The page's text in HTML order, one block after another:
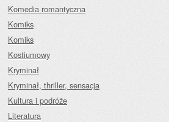
Komedia romantyczna
Komiks
Komiks
Kostiumowy
Kryminał
Kryminał, thriller, sensacja
Kultura i podróże
Literatura